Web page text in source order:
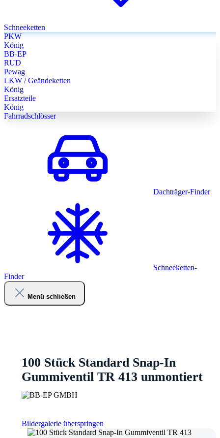
Schneeketten
PKW
König
BB-EP
RUD
Pewag
LKW / Geändeketten
König
Ersatzteile
König
Fahrradschlösser
Dachträger-Finder
Schneeketten-
Finder
Menü schließen
100 Stück Standard Snap-In
Gummiventil TR 413 unmontiert
Bildergalerie überspringen